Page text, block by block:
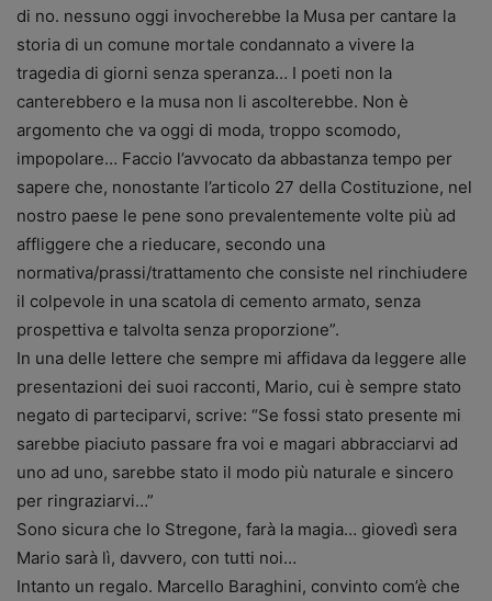
di no. nessuno oggi invocherebbe la Musa per cantare la
storia di un comune mortale condannato a vivere la
tragedia di giorni senza speranza… I poeti non la
canterebbero e la musa non li ascolterebbe. Non è
argomento che va oggi di moda, troppo scomodo,
impopolare… Faccio l’avvocato da abbastanza tempo per
sapere che, nonostante l’articolo 27 della Costituzione, nel
nostro paese le pene sono prevalentemente volte più ad
affliggere che a rieducare, secondo una
normativa/prassi/trattamento che consiste nel rinchiudere
il colpevole in una scatola di cemento armato, senza
prospettiva e talvolta senza proporzione”.
In una delle lettere che sempre mi affidava da leggere alle
presentazioni dei suoi racconti, Mario, cui è sempre stato
negato di parteciparvi, scrive: “Se fossi stato presente mi
sarebbe piaciuto passare fra voi e magari abbracciarvi ad
uno ad uno, sarebbe stato il modo più naturale e sincero
per ringraziarvi…”
Sono sicura che lo Stregone, farà la magia… giovedì sera
Mario sarà lì, davvero, con tutti noi…
Intanto un regalo. Marcello Baraghini, convinto com’è che